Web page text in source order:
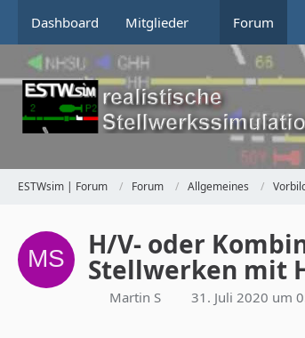
Dashboard Mitglieder Forum
ESTWsim | Forum Forum Allgemeines
H/V- oder
Stellwerken mit
Martin S 31. Juli 2020 um